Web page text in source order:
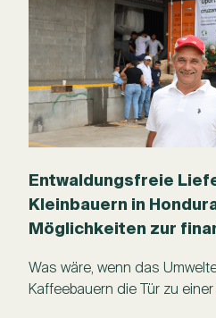
Entwaldungsfreie
Kleinbauern in
Möglichkeiten zur
Was wäre, wenn das
Kaffeebauern die Tür zu